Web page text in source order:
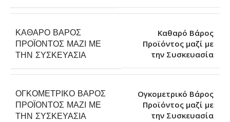
ΚΑΘΑΡΌ ΒΆΡΟΣ
ΠΡΟΪΌΝΤΟΣ ΜΑΖΊ ΜΕ
ΤΗΝ ΣΥΣΚΕΥΑΣΊΑ
Καθαρό Βάρος
Προϊόντος μαζί με
την Συσκευασία
ΟΓΚΟΜΕΤΡΙΚΌ ΒΆΡΟΣ
ΠΡΟΪΌΝΤΟΣ ΜΑΖΊ ΜΕ
ΤΗΝ ΣΥΣΚΕΥΑΣΊΑ
Ογκομετρικό Βάρος
Προϊόντος μαζί με
την Συσκευασία